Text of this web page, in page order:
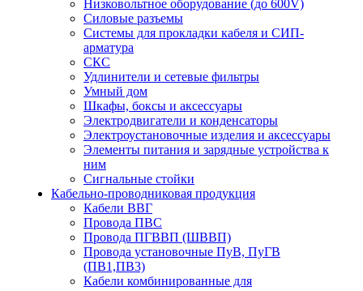
Низковольтное оборудование (до 600V)
Силовые разъемы
Системы для прокладки кабеля и СИП-
арматура
СКС
Удлинители и сетевые фильтры
Умный дом
Шкафы, боксы и аксессуары
Электродвигатели и конденсаторы
Электроустановочные изделия и аксессуары
Элементы питания и зарядные устройства к
ним
Сигнальные стойки
Кабельно-проводниковая продукция
Кабели ВВГ
Провода ПВС
Провода ПГВВП (ШВВП)
Провода установочные ПуВ, ПуГВ
(ПВ1,ПВ3)
Кабели комбинированные для